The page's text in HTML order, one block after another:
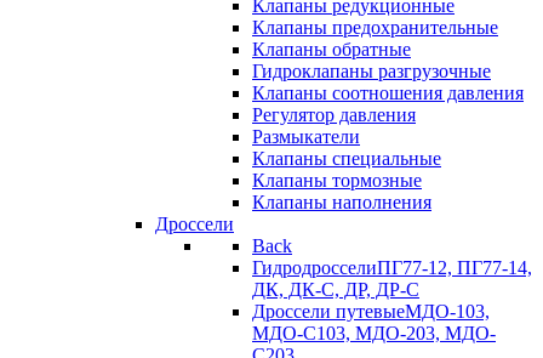
Клапаны редукционные
Клапаны предохранительные
Клапаны обратные
Гидроклапаны разгрузочные
Клапаны соотношения давления
Регулятор давления
Размыкатели
Клапаны специальные
Клапаны тормозные
Клапаны наполнения
Дроссели
Back
ГидродросселиПГ77-12, ПГ77-14,
ДК, ДК-С, ДР, ДР-С
Дроссели путевыеМДО-103,
МДО-С103, МДО-203, МДО-